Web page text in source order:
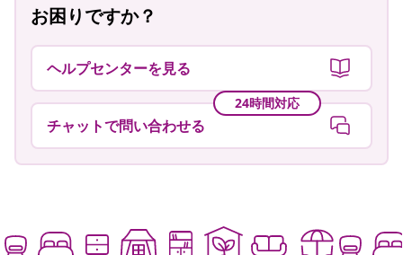
お困りですか？
ヘルプセンターを見る
24時間対応
チャットで問い合わせる